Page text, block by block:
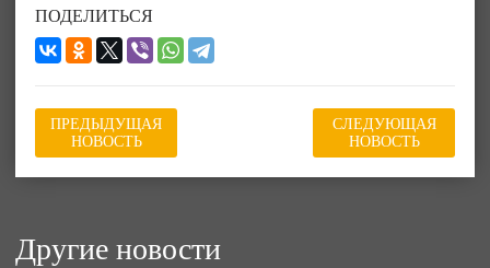
ПОДЕЛИТЬСЯ
ПРЕДЫДУЩАЯ
НОВОСТЬ
СЛЕДУЮЩАЯ
НОВОСТЬ
Другие новости